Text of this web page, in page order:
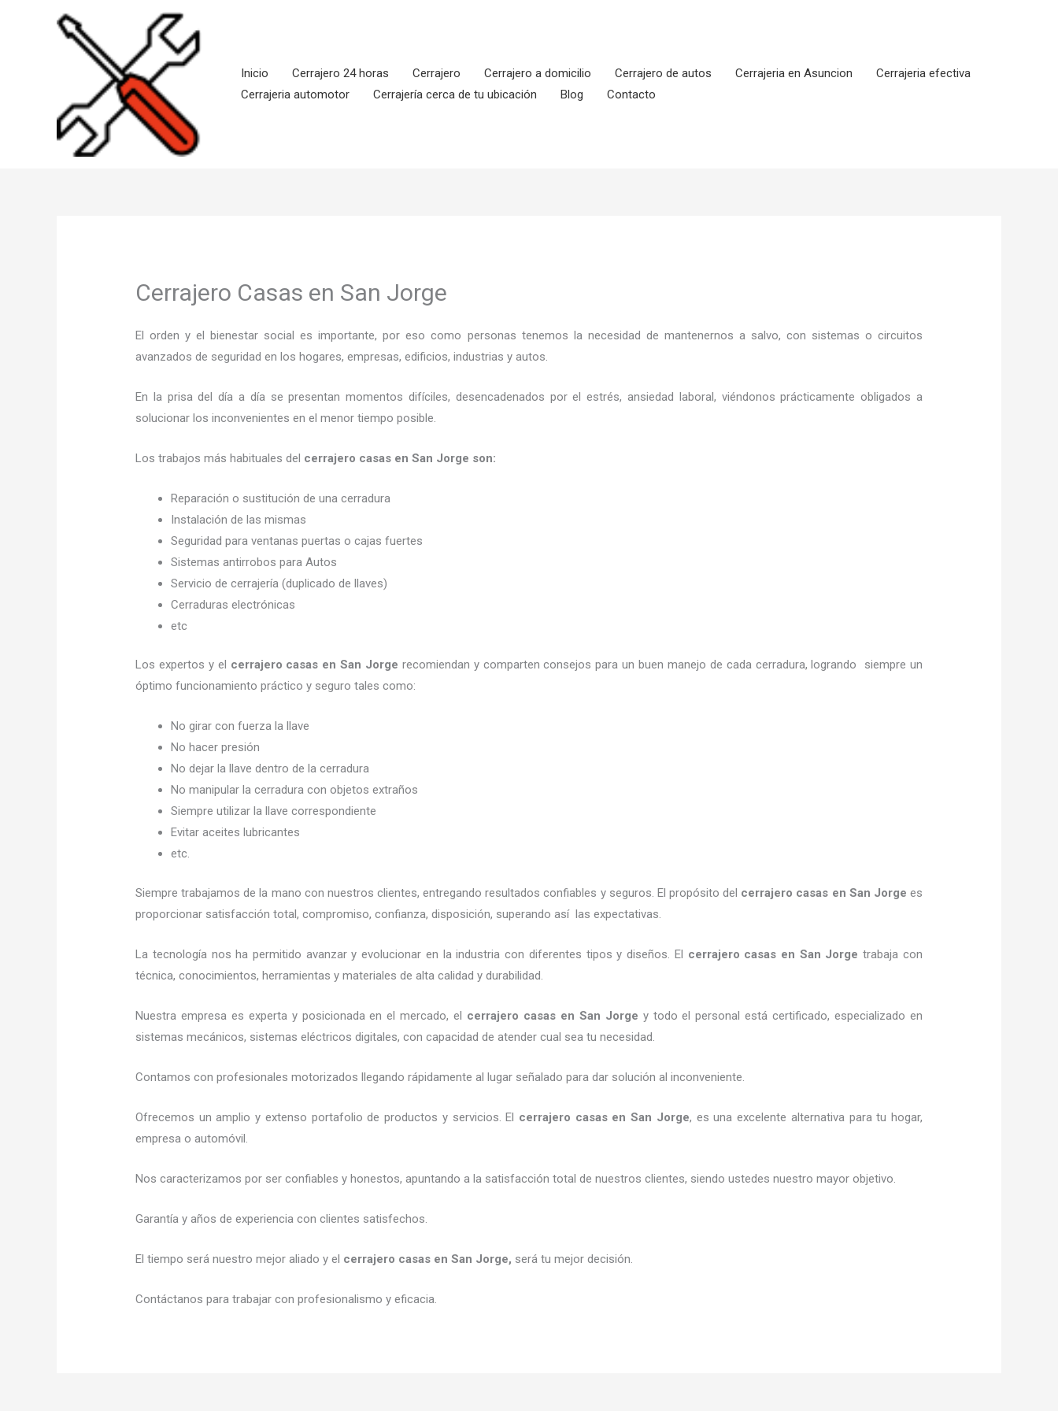
Inicio
Cerrajero 24 horas Cerrajero Cerrajero a domicilio Cerrajero de autos Cerrajeria en Asuncion
Cerrajeria efectiva
Cerrajeria automotor
Cerrajería cerca de tu ubicación Blog Contacto
Cerrajero Casas en San Jorge
El orden y el bienestar social es importante, por eso como personas tenemos la necesidad de mantenernos a salvo, con sistemas o circuitos
avanzados de seguridad en los hogares, empresas, edificios, industrias y autos.
En la prisa del día a día se presentan momentos difíciles, desencadenados por el estrés, ansiedad laboral, viéndonos prácticamente obligados a
solucionar los inconvenientes en el menor tiempo posible.
Los trabajos más habituales del cerrajero casas en San Jorge son:
Reparación o sustitución de una cerradura
Instalación de las mismas
Seguridad para ventanas puertas o cajas fuertes
Sistemas antirrobos para Autos
Servicio de cerrajería (duplicado de llaves)
Cerraduras electrónicas
etc
Los expertos y el cerrajero casas en San Jorge recomiendan y comparten consejos para un buen manejo de cada cerradura, logrando siempre un
óptimo funcionamiento práctico y seguro tales como:
No girar con fuerza la llave
No hacer presión
No dejar la llave dentro de la cerradura
No manipular la cerradura con objetos extraños
Siempre utilizar la llave correspondiente
Evitar aceites lubricantes
etc.
Siempre trabajamos de la mano con nuestros clientes, entregando resultados confiables y seguros. El propósito del cerrajero casas en San Jorge es
proporcionar satisfacción total, compromiso, confianza, disposición, superando así las expectativas.
La tecnología nos ha permitido avanzar y evolucionar en la industria con diferentes tipos y diseños. El cerrajero casas en San Jorge trabaja con
técnica, conocimientos, herramientas y materiales de alta calidad y durabilidad.
Nuestra empresa es experta y posicionada en el mercado, el cerrajero casas en San Jorge y todo el personal está certificado, especializado en
sistemas mecánicos, sistemas eléctricos digitales, con capacidad de atender cual sea tu necesidad.
Contamos con profesionales motorizados llegando rápidamente al lugar señalado para dar solución al inconveniente.
Ofrecemos un amplio y extenso portafolio de productos y servicios. El cerrajero casas en San Jorge, es una excelente alternativa para tu hogar,
empresa o automóvil.
Nos caracterizamos por ser confiables y honestos, apuntando a la satisfacción total de nuestros clientes, siendo ustedes nuestro mayor objetivo.
Garantía y años de experiencia con clientes satisfechos.
El tiempo será nuestro mejor aliado y el cerrajero casas en San Jorge, será tu mejor decisión.
Contáctanos para trabajar con profesionalismo y eficacia.